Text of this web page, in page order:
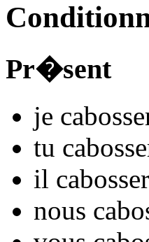
Pr�sent
je cabosse
tu cabosse
il cabosser
nous